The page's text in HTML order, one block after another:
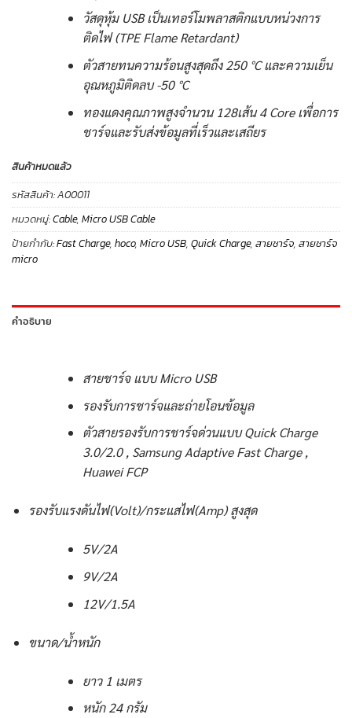
วัสดุหุ้ม USB เป็นเทอร์โมพลาสติกแบบหน่วงการ
ติดไฟ (TPE Flame Retardant)
ตัวสายทนความร้อนสูงสุดถึง 250 °C และความเย็น
อุณหภูมิติดลบ -50 °C
ทองแดงคุณภาพสูงจำนวน 128เส้น 4 Core เพื่อการ
ชาร์จและรับส่งข้อมูลที่เร็วและเสถียร
สินค้าหมดแล้ว
รหัสสินค้า:A00011
หมวดหมู่:Cable, Micro USB Cable
ป้ายกำกับ:Fast Charge, hoco, Micro USB, Quick Charge, สายชาร์จ, สายชาร์จ
micro
คำอธิบาย
สายชาร์จ แบบ Micro USB
รองรับการชาร์จและถ่ายโอนข้อมูล
ตัวสายรองรับการชาร์จด่วนแบบ Quick Charge
3.0/2.0 , Samsung Adaptive Fast Charge ,
Huawei FCP
รองรับแรงดันไฟ(Volt)/กระแสไฟ(Amp) สูงสุด
5V/2A
9V/2A
12V/1.5A
ขนาด/น้ำหนัก
ยาว 1 เมตร
หนัก 24 กรัม